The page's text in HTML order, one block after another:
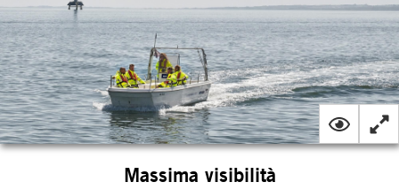
Massima visibilità